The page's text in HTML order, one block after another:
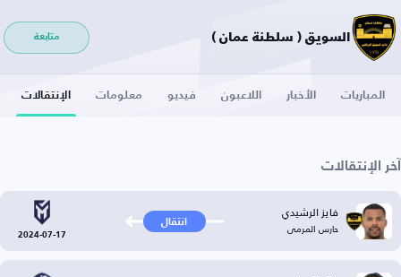
السويق ( سلطنة عمان ) متابعة
المباريات الأخبار اللاعبون فيديو معلومات الإنتقالات
آخر الإنتقالات
فايز الرشيدي
حارس المرمى انتقال
2024-07-17